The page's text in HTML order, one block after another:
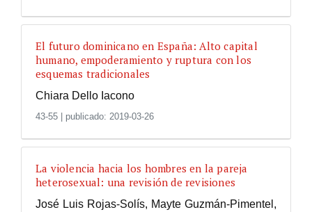
El futuro dominicano en España: Alto capital
humano, empoderamiento y ruptura con los
esquemas tradicionales
Chiara Dello Iacono
43-55 | publicado: 2019-03-26
La violencia hacia los hombres en la pareja
heterosexual: una revisión de revisiones
José Luis Rojas-Solís, Mayte Guzmán-Pimentel,